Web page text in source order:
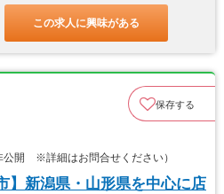
この求人に興味がある
保存する
公開 ※詳細はお問合せください）
】新潟県・山形県を中心に店